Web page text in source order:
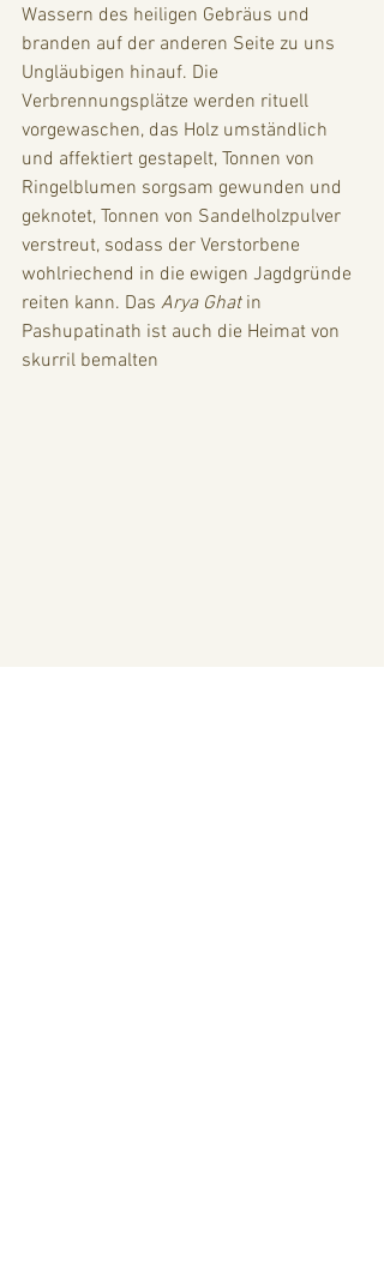
Wassern des heiligen Gebräus und
branden auf der anderen Seite zu uns
Ungläubigen hinauf. Die
Verbrennungsplätze werden rituell
vorgewaschen, das Holz umständlich
und affektiert gestapelt, Tonnen von
Ringelblumen sorgsam gewunden und
geknotet, Tonnen von Sandelholzpulver
verstreut, sodass der Verstorbene
wohlriechend in die ewigen Jagdgründe
reiten kann. Das Arya Ghat in
Pashupatinath ist auch die Heimat von
skurril bemalten